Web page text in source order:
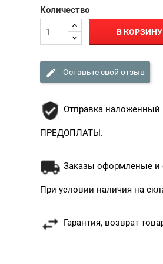
Количество
В КОРЗИНУ
Оставьте свой отзыв
Отправка наложенный
ПРЕДОПЛАТЫ.
Заказы оформленые и
При условии наличия на
Гарантия, возврат